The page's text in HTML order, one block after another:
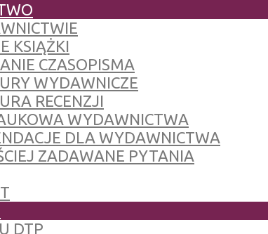
KSIĄŻKI
CZASOPISMA
WYDAWNICZE
RECENZJI
WYDAWNICTWA
DLA WYDAWNICTWA
ZADAWANE PYTANIA
DTP